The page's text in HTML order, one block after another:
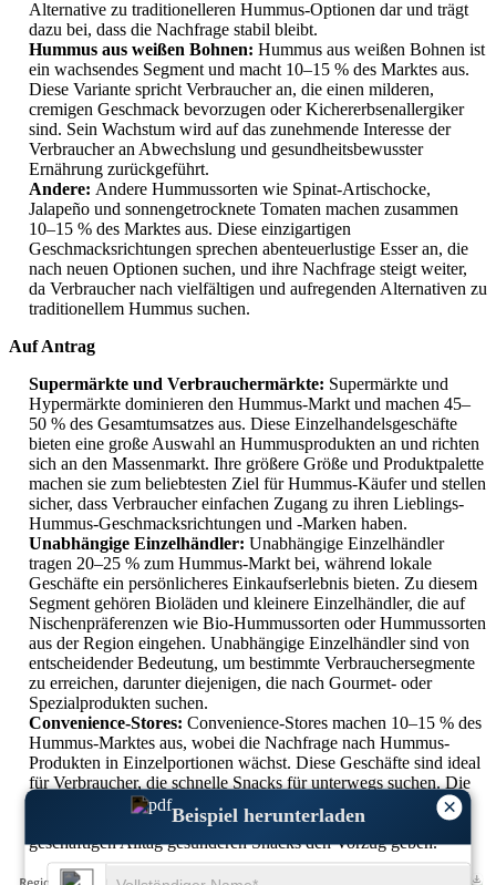
×
Beispiel herunterladen
Alternative zu traditionelleren Hummus-Optionen dar und trägt
dazu bei, dass die Nachfrage stabil bleibt.
Hummus aus weißen Bohnen: Hummus aus weißen Bohnen ist
ein wachsendes Segment und macht 10–15 % des Marktes aus.
Diese Variante spricht Verbraucher an, die einen milderen,
cremigen Geschmack bevorzugen oder Kichererbsenallergiker
sind. Sein Wachstum wird auf das zunehmende Interesse der
Verbraucher an Abwechslung und gesundheitsbewusster
Ernährung zurückgeführt.
Andere: Andere Hummussorten wie Spinat-Artischocke,
Jalapeño und sonnengetrocknete Tomaten machen zusammen
10–15 % des Marktes aus. Diese einzigartigen
Geschmacksrichtungen sprechen abenteuerlustige Esser an, die
nach neuen Optionen suchen, und ihre Nachfrage steigt weiter,
da Verbraucher nach vielfältigen und aufregenden Alternativen zu
traditionellem Hummus suchen.
Auf Antrag
Supermärkte und Verbrauchermärkte: Supermärkte und
Hypermärkte dominieren den Hummus-Markt und machen 45–
50 % des Gesamtumsatzes aus. Diese Einzelhandelsgeschäfte
bieten eine große Auswahl an Hummusprodukten an und richten
sich an den Massenmarkt. Ihre größere Größe und Produktpalette
machen sie zum beliebtesten Ziel für Hummus-Käufer und stellen
sicher, dass Verbraucher einfachen Zugang zu ihren Lieblings-
Hummus-Geschmacksrichtungen und -Marken haben.
Unabhängige Einzelhändler: Unabhängige Einzelhändler
tragen 20–25 % zum Hummus-Markt bei, während lokale
Geschäfte ein persönlicheres Einkaufserlebnis bieten. Zu diesem
Segment gehören Bioläden und kleinere Einzelhändler, die auf
Nischenpräferenzen wie Bio-Hummussorten oder Hummussorten
aus der Region eingehen. Unabhängige Einzelhändler sind von
entscheidender Bedeutung, um bestimmte Verbrauchersegmente
zu erreichen, darunter diejenigen, die nach Gourmet- oder
Spezialprodukten suchen.
Convenience-Stores: Convenience-Stores machen 10–15 % des
Hummus-Marktes aus, wobei die Nachfrage nach Hummus-
Produkten in Einzelportionen wächst. Diese Geschäfte sind ideal
für Verbraucher, die schnelle Snacks für unterwegs suchen. Die
Nachfrage nach praktischem Hummus mit kontrollierten
Portionen ist gestiegen, da immer mehr Menschen in ihrem
geschäftigen Alltag gesünderen Snacks den Vorzug geben.